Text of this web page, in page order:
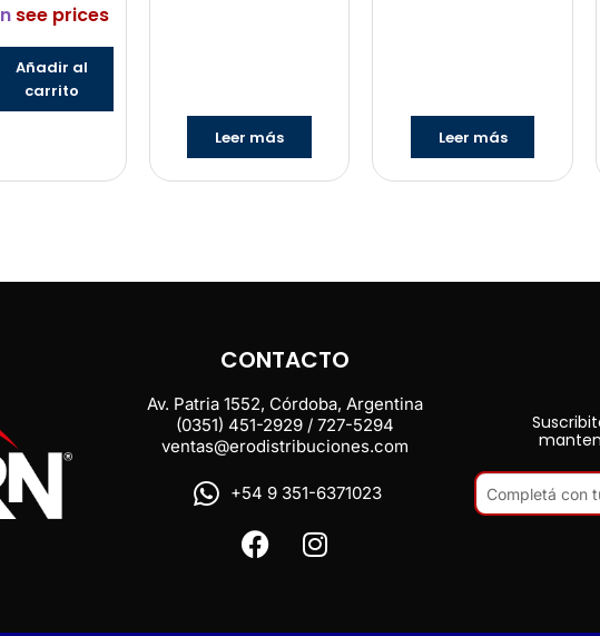
see prices
Añadir al
carrito
Leer más Leer más
CONTACTO
Av. Patria 1552, Córdoba, Argentina
(0351) 451-2929 / 727-5294
ventas@erodistribuciones.com
+54 9 351-6371023